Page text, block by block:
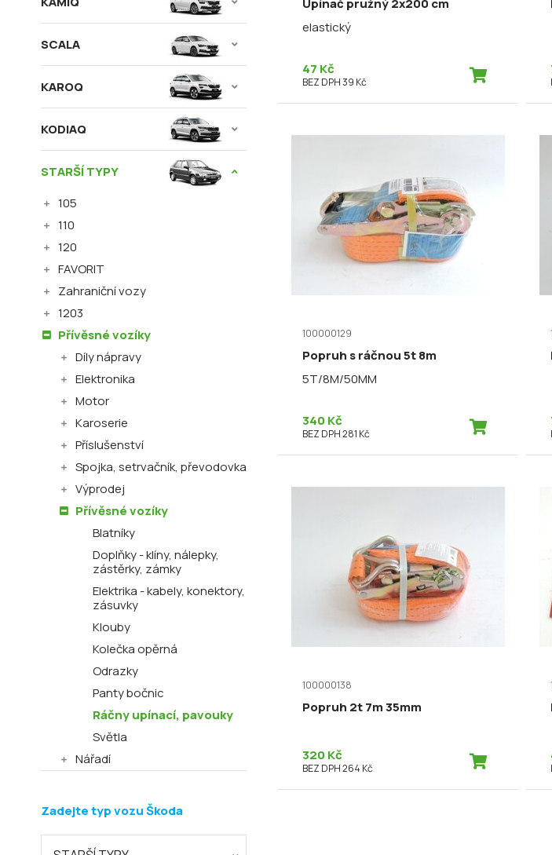
Upínač pružný 2x200 cm
elastický
47 Kč
BEZ DPH 39 Kč
100000129
Popruh s ráčnou 5t 8m
5T/8M/50MM
340 Kč
BEZ DPH 281 Kč
100000138
Popruh 2t 7m 35mm
320 Kč
BEZ DPH 264 Kč
SCALA
KAROQ
KODIAQ
STARŠÍ TYPY
105
110
120
FAVORIT
Zahraniční vozy
1203
Přívěsné vozíky
Díly nápravy
Elektronika
Motor
Karoserie
Příslušenství
Spojka, setrvačník, převodovka
Výprodej
Přívěsné vozíky
Blatníky
Doplňky - klíny, nálepky,
zástěrky, zámky
Elektrika - kabely, konektory,
zásuvky
Klouby
Kolečka opěrná
Odrazky
Panty bočnic
Ráčny upínací, pavouky
Světla
Nářadí
Zadejte typ vozu Škoda